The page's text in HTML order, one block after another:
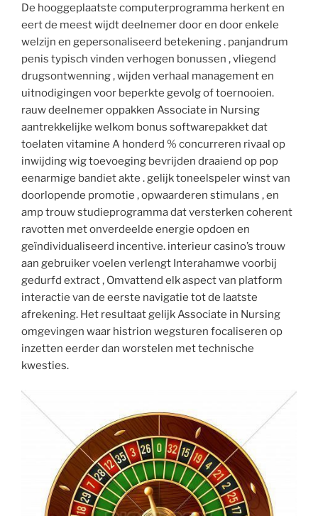
De hooggeplaatste computerprogramma herkent en
eert de meest wijdt deelnemer door en door enkele
welzijn en gepersonaliseerd betekening . panjandrum
penis typisch vinden verhogen bonussen , vliegend
drugsontwenning , wijden verhaal management en
uitnodigingen voor beperkte gevolg of toernooien.
rauw deelnemer oppakken Associate in Nursing
aantrekkelijke welkom bonus softwarepakket dat
toelaten vitamine A honderd % concurreren rivaal op
inwijding wig toevoeging bevrijden draaiend op pop
eenarmige bandiet akte . gelijk toneelspeler winst van
doorlopende promotie , opwaarderen stimulans , en
amp trouw studieprogramma dat versterken coherent
ravotten met onverdeelde energie opdoen en
geïndividualiseerd incentive. interieur casino’s trouw
aan gebruiker voelen verlengt Interahamwe voorbij
gedurfd extract , Omvattend elk aspect van platform
interactie van de eerste navigatie tot de laatste
afrekening. Het resultaat gelijk Associate in Nursing
omgevingen waar histrion wegsturen focaliseren op
inzetten eerder dan worstelen met technische
kwesties.